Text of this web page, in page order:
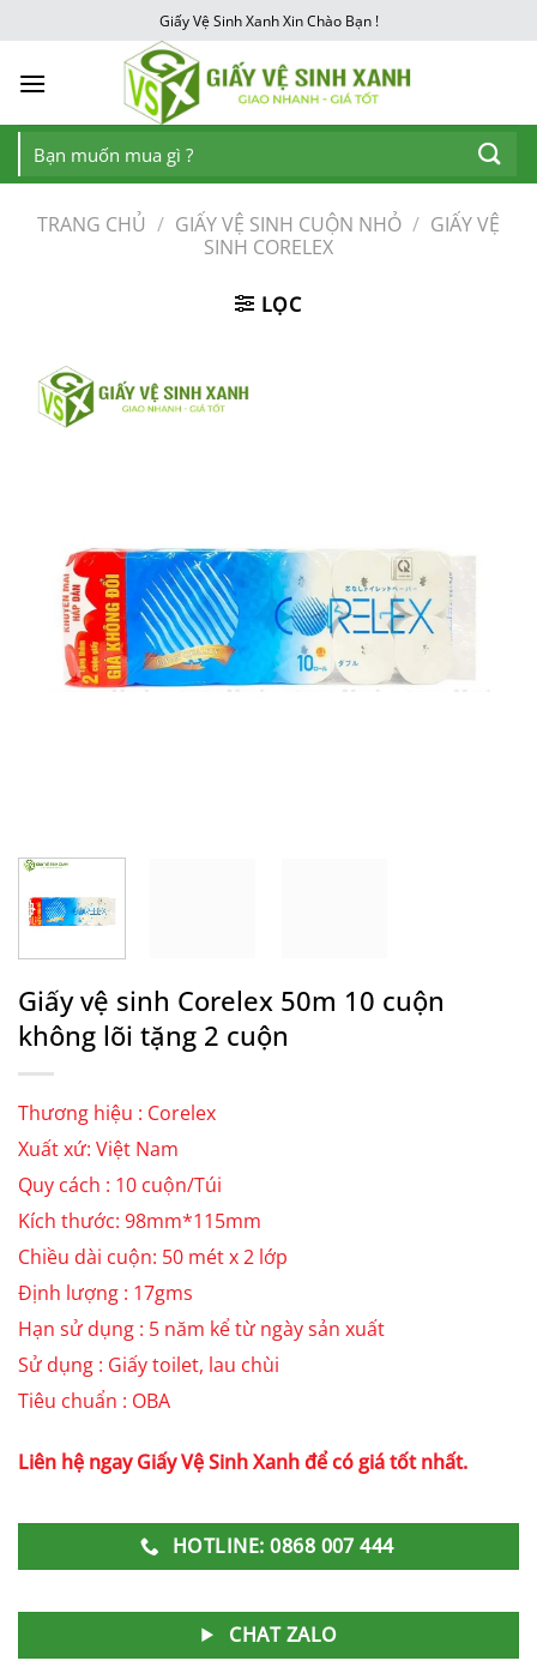
đến
nội
Giấy Vệ Sinh Xanh Xin Chào Bạn !
Tìm
kiếm:
TRANG CHỦ / GIẤY VỆ SINH CUỘN NHỎ / GIẤY VỆ
SINH CORELEX
LỌC
Giấy vệ sinh Corelex 50m 10 cuộn
không lõi tặng 2 cuộn
Thương hiệu : Corelex
Xuất xứ: Việt Nam
Quy cách : 10 cuộn/Túi
Kích thước: 98mm*115mm
Chiều dài cuộn: 50 mét x 2 lớp
Định lượng : 17gms
Hạn sử dụng : 5 năm kể từ ngày sản xuất
Sử dụng : Giấy toilet, lau chùi
Tiêu chuẩn : OBA
Liên hệ ngay Giấy Vệ Sinh Xanh để có giá tốt nhất.
HOTLINE: 0868 007 444
CHAT ZALO